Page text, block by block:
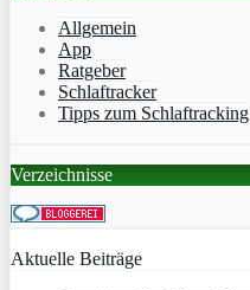
Allgemein
App
Ratgeber
Schlaftracker
Tipps zum Schlaftracking
Verzeichnisse
Aktuelle Beiträge